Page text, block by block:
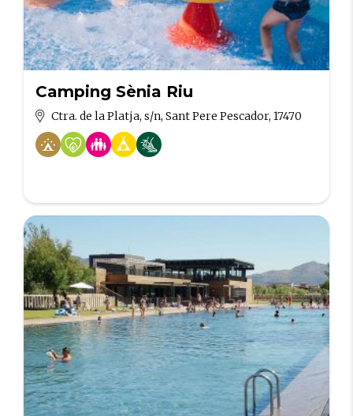
Camping Sènia Riu
Ctra. de la Platja, s/n, Sant Pere Pescador, 17470